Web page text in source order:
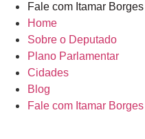
Fale com Itamar Borges
Home
Sobre o Deputado
Plano Parlamentar
Cidades
Blog
Fale com Itamar Borges